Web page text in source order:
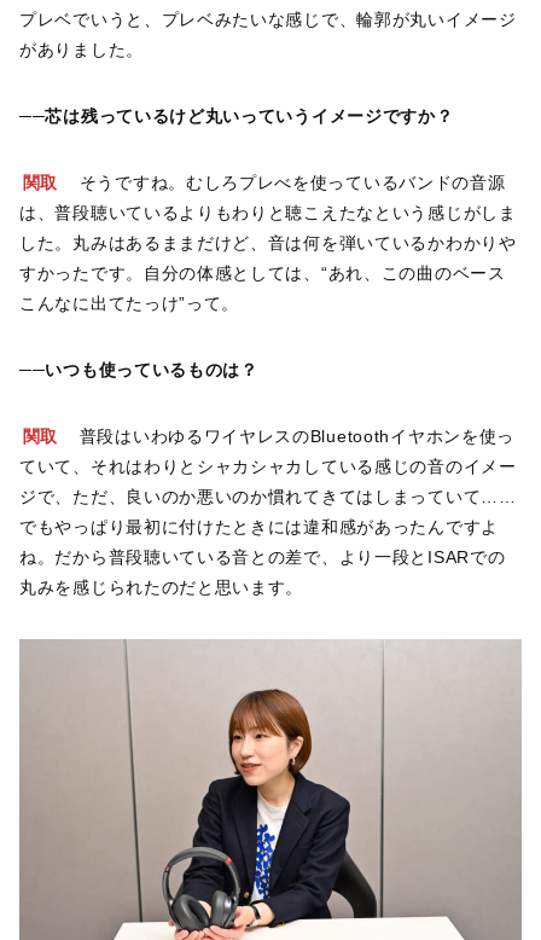
プレベでいうと、プレベみたいな感じで、輪郭が丸いイメージ
がありました。
──芯は残っているけど丸いっていうイメージですか？
関取
そうですね。むしろプレべを使っているバンドの音源
は、普段聴いているよりもわりと聴こえたなという感じがしま
した。丸みはあるままだけど、音は何を弾いているかわかりや
すかったです。自分の体感としては、“あれ、この曲のベース
こんなに出てたっけ”って。
──いつも使っているものは？
関取
普段はいわゆるワイヤレスのBluetoothイヤホンを使っ
ていて、それはわりとシャカシャカしている感じの音のイメー
ジで、ただ、良いのか悪いのか慣れてきてはしまっていて……
でもやっぱり最初に付けたときには違和感があったんですよ
ね。だから普段聴いている音との差で、より一段とISARでの
丸みを感じられたのだと思います。